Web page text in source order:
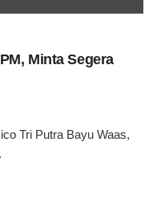
Minta Segera
Tri Putra Bayu Waas,